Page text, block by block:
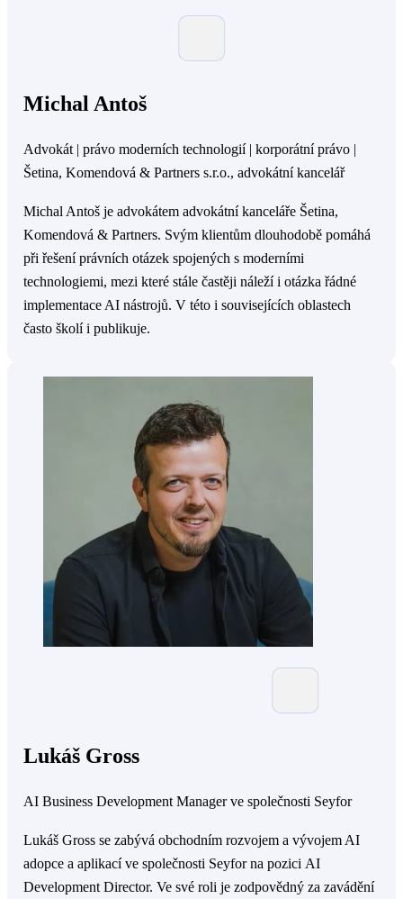
Michal Antoš
Advokát | právo moderních technologií | korporátní právo |
Šetina, Komendová & Partners s.r.o., advokátní kancelář
Michal Antoš je advokátem advokátní kanceláře Šetina,
Komendová & Partners. Svým klientům dlouhodobě pomáhá
při řešení právních otázek spojených s moderními
technologiemi, mezi které stále častěji náleží i otázka řádné
implementace AI nástrojů. V této i souvisejících oblastech
často školí i publikuje.
Lukáš Gross
AI Business Development Manager ve společnosti Seyfor
Lukáš Gross se zabývá obchodním rozvojem a vývojem AI
adopce a aplikací ve společnosti Seyfor na pozici AI
Development Director. Ve své roli je zodpovědný za zavádění